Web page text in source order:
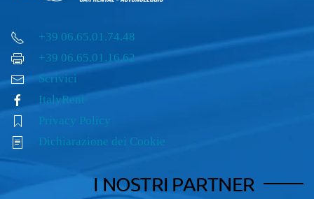
+39 06.65.01.74.48
+39 06.65.01.16.62
Scrivici
ItalyRent
Privacy Policy
Dichiarazione dei Cookie
I NOSTRI PARTNER